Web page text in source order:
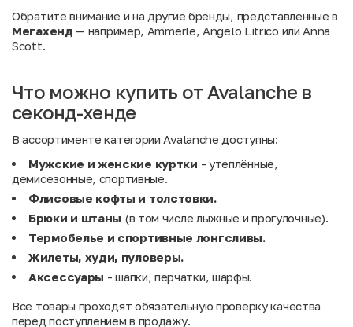
Обратите внимание и на другие бренды, представленные в
Мегахенд — например, Ammerle, Angelo Litrico или Anna
Scott.
Что можно купить от Avalanche в
секонд-хенде
В ассортименте категории Avalanche доступны:
Мужские и женские куртки - утеплённые,
демисезонные, спортивные.
Флисовые кофты и толстовки.
Брюки и штаны (в том числе лыжные и прогулочные).
Термобелье и спортивные лонгсливы.
Жилеты, худи, пуловеры.
Аксессуары - шапки, перчатки, шарфы.
Все товары проходят обязательную проверку качества
перед поступлением в продажу.